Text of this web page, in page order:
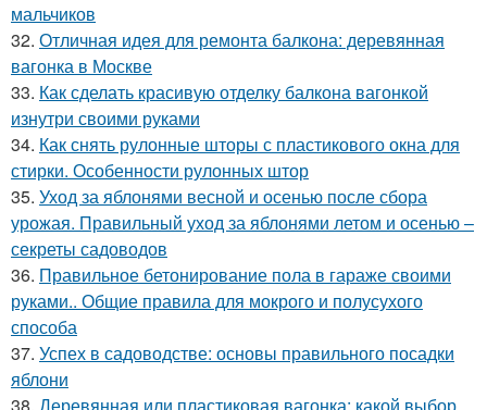
мальчиков
32. Отличная идея для ремонта балкона: деревянная
вагонка в Москве
33. Как сделать красивую отделку балкона вагонкой
изнутри своими руками
34. Как снять рулонные шторы с пластикового окна для
стирки. Особенности рулонных штор
35. Уход за яблонями весной и осенью после сбора
урожая. Правильный уход за яблонями летом и осенью –
секреты садоводов
36. Правильное бетонирование пола в гараже своими
руками.. Общие правила для мокрого и полусухого
способа
37. Успех в садоводстве: основы правильного посадки
яблони
38. Деревянная или пластиковая вагонка: какой выбор